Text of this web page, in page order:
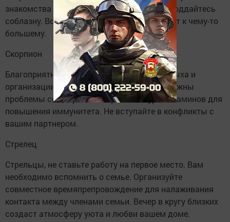
знакомства и романтические отношения. Поддайтесь
соблазну. Возможно, ваши встречи приведут к чему-то
большему.
Скорпион
Благоприятный день у Скорпионов для отдыха и
организации туристической поездки. Возможны
проблемы со здоровьем. Пропейте курс витаминов для
повышения иммунитета. Не вступайте в конфликты с
вашим партнером.
Стрелец
Стрельцы, не ставьте работу на первое место. Вам
необходимо вспомнить о семье. Организуйте
совместное времяпрепровождение для налаживания
контакта между членами семьи. Вечер в кругу близких
создаст атмосферу уюта и любви вашем доме.